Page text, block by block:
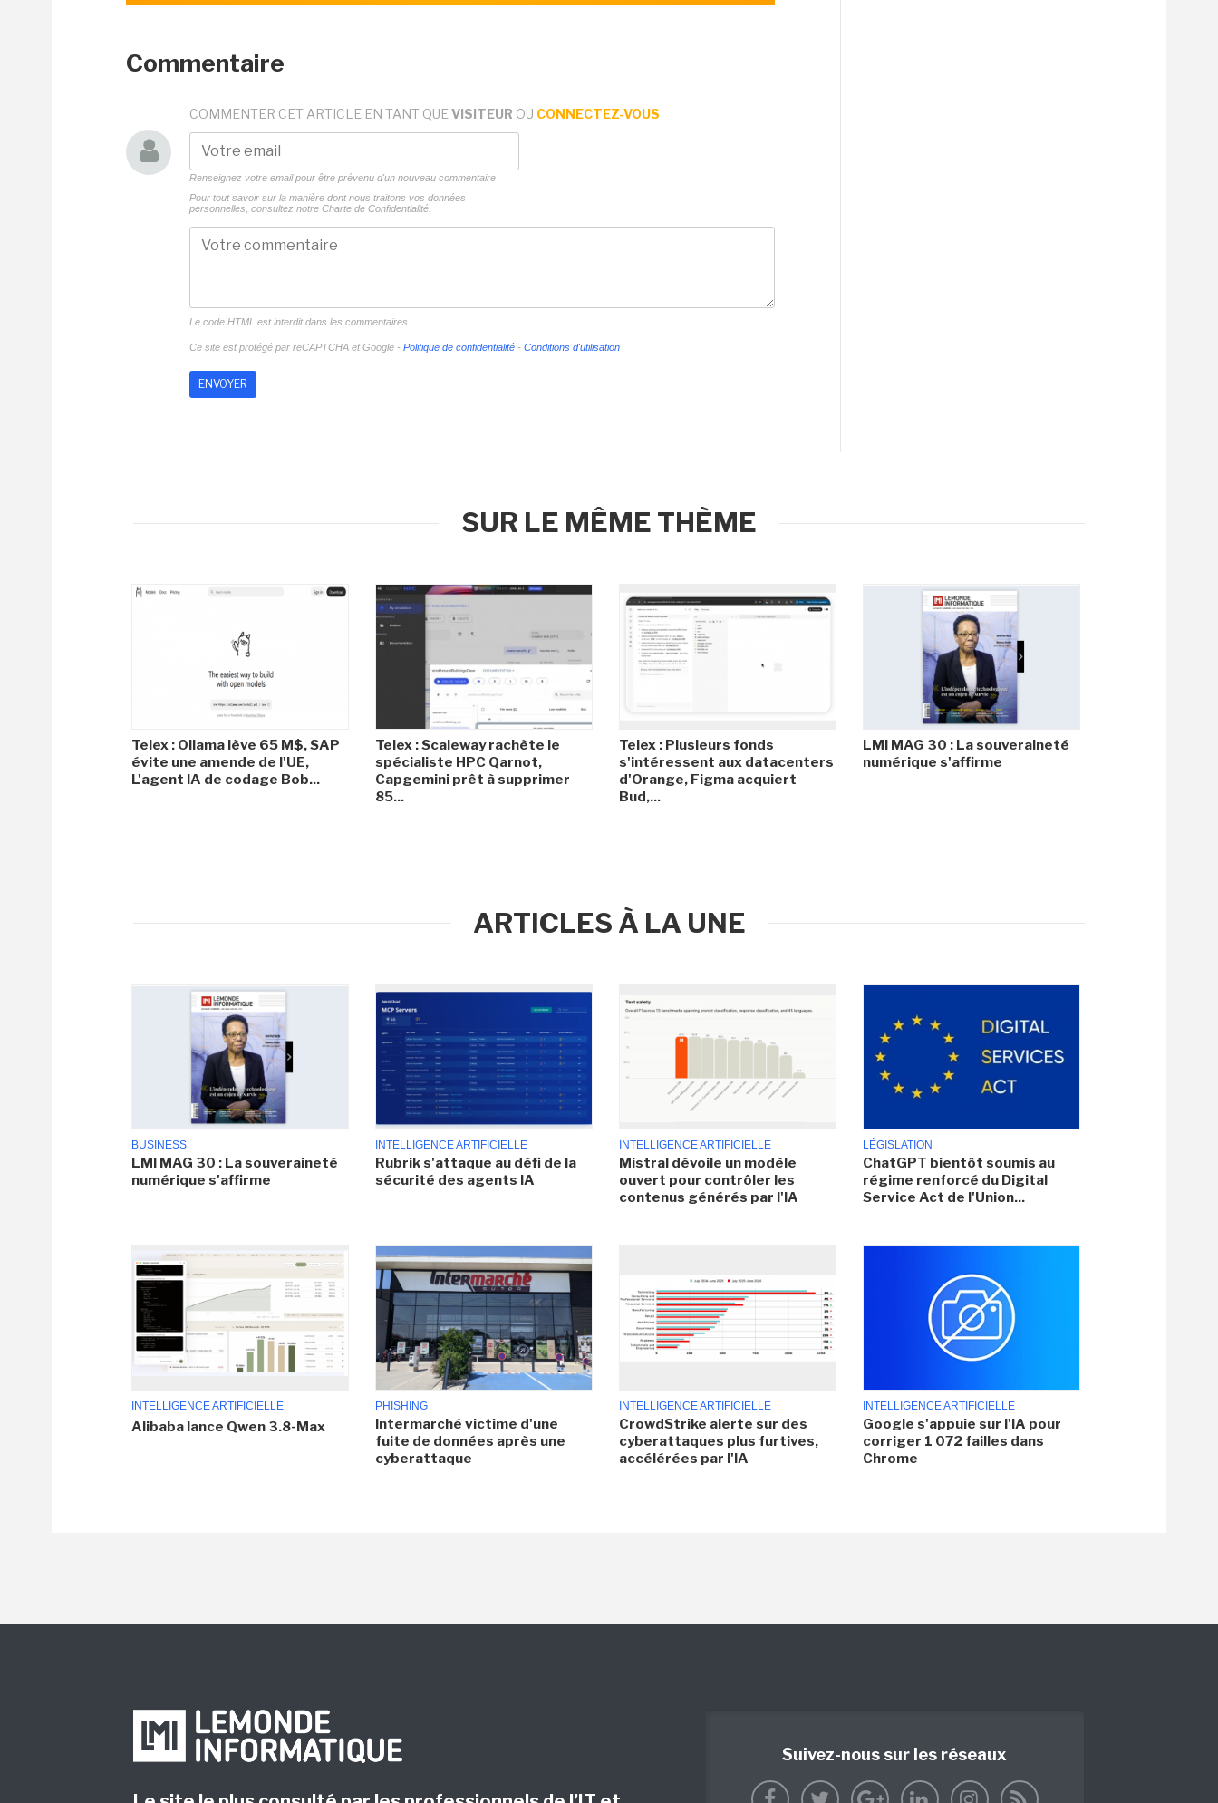
Commentaire
COMMENTER CET ARTICLE EN TANT QUE VISITEUR OU CONNECTEZ-VOUS
Renseignez votre email pour être prévenu d'un nouveau commentaire
Pour tout savoir sur la manière dont nous traitons vos données
personnelles, consultez notre Charte de Confidentialité.
Le code HTML est interdit dans les commentaires
Ce site est protégé par reCAPTCHA et Google - Politique de confidentialité - Conditions d'utilisation
SUR LE MÊME THÈME
Telex : Ollama lève 65 M$, SAP
évite une amende de l'UE,
L'agent IA de codage Bob...
Telex : Scaleway rachète le
spécialiste HPC Qarnot,
Capgemini prêt à supprimer
85...
Telex : Plusieurs fonds
s'intéressent aux datacenters
d'Orange, Figma acquiert
Bud,...
LMI MAG 30 : La souveraineté
numérique s'affirme
ARTICLES À LA UNE
BUSINESS
LMI MAG 30 : La souveraineté
numérique s'affirme
INTELLIGENCE ARTIFICIELLE
Rubrik s'attaque au défi de la
sécurité des agents IA
INTELLIGENCE ARTIFICIELLE
Mistral dévoile un modèle
ouvert pour contrôler les
contenus générés par l'IA
LÉGISLATION
ChatGPT bientôt soumis au
régime renforcé du Digital
Service Act de l'Union...
INTELLIGENCE ARTIFICIELLE
Alibaba lance Qwen 3.8-Max
PHISHING
Intermarché victime d'une
fuite de données après une
cyberattaque
INTELLIGENCE ARTIFICIELLE
CrowdStrike alerte sur des
cyberattaques plus furtives,
accélérées par l'IA
INTELLIGENCE ARTIFICIELLE
Google s'appuie sur l'IA pour
corriger 1 072 failles dans
Chrome
Suivez-nous sur les réseaux